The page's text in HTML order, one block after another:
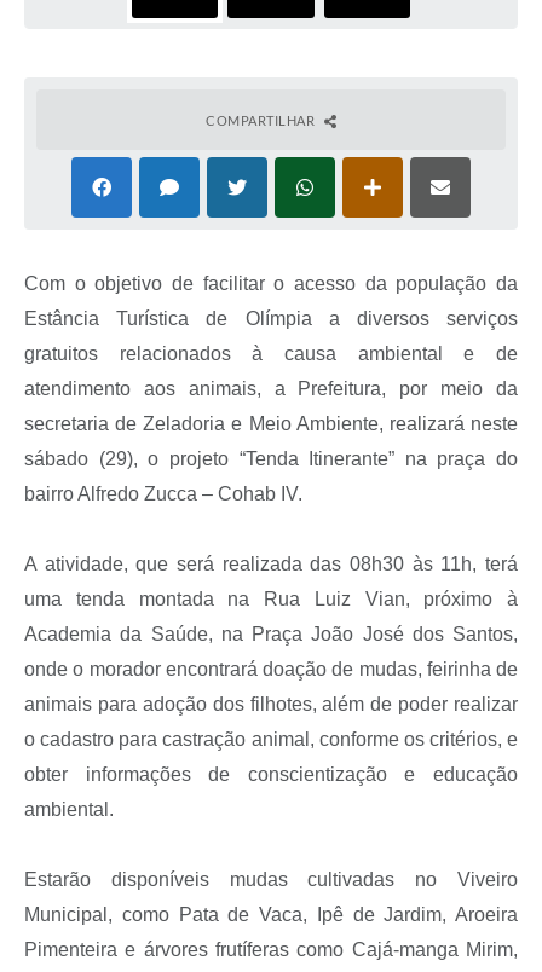
COMPARTILHAR
Com o objetivo de facilitar o acesso da população da
Estância Turística de Olímpia a diversos serviços
gratuitos relacionados à causa ambiental e de
atendimento aos animais, a Prefeitura, por meio da
secretaria de Zeladoria e Meio Ambiente, realizará neste
sábado (29), o projeto “Tenda Itinerante” na praça do
bairro Alfredo Zucca – Cohab IV.
A atividade, que será realizada das 08h30 às 11h, terá
uma tenda montada na Rua Luiz Vian, próximo à
Academia da Saúde, na Praça João José dos Santos,
onde o morador encontrará doação de mudas, feirinha de
animais para adoção dos filhotes, além de poder realizar
o cadastro para castração animal, conforme os critérios, e
obter informações de conscientização e educação
ambiental.
Estarão disponíveis mudas cultivadas no Viveiro
Municipal, como Pata de Vaca, Ipê de Jardim, Aroeira
Pimenteira e árvores frutíferas como Cajá-manga Mirim,